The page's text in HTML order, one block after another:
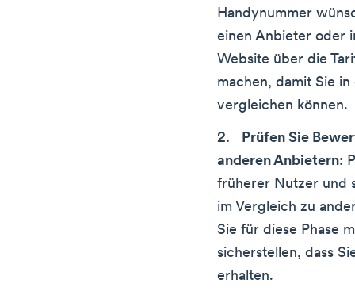
Handynummer
einen Anbieter oder
Website über die
machen, damit Sie
vergleichen können.
Prüfen Sie
anderen Anbietern:
früherer Nutzer und
im Vergleich zu
Sie für diese Phase
sicherstellen, dass
erhalten.